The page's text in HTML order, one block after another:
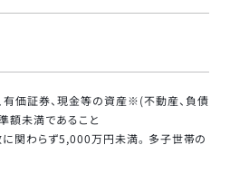
価証券、現金等の資産※(不動産、負債
額未満であること
関わらず5,000万円未満。 多子世帯の